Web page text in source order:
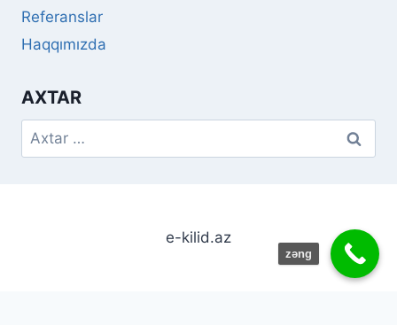
Referanslar
Haqqımızda
AXTAR
Axtarış:
e-kilid.az
zəng